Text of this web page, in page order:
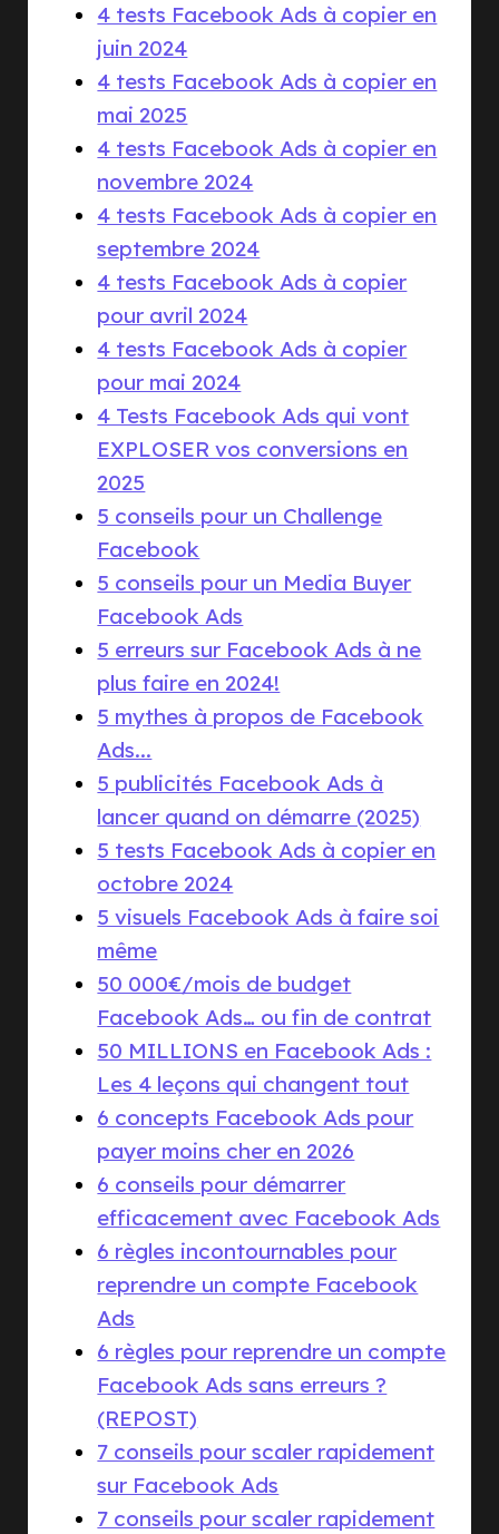
4 tests Facebook Ads à copier en
juin 2024
4 tests Facebook Ads à copier en
mai 2025
4 tests Facebook Ads à copier en
novembre 2024
4 tests Facebook Ads à copier en
septembre 2024
4 tests Facebook Ads à copier
pour avril 2024
4 tests Facebook Ads à copier
pour mai 2024
4 Tests Facebook Ads qui vont
EXPLOSER vos conversions en
2025
5 conseils pour un Challenge
Facebook
5 conseils pour un Media Buyer
Facebook Ads
5 erreurs sur Facebook Ads à ne
plus faire en 2024!
5 mythes à propos de Facebook
Ads...
5 publicités Facebook Ads à
lancer quand on démarre (2025)
5 tests Facebook Ads à copier en
octobre 2024
5 visuels Facebook Ads à faire soi
même
50 000€/mois de budget
Facebook Ads… ou fin de contrat
50 MILLIONS en Facebook Ads :
Les 4 leçons qui changent tout
6 concepts Facebook Ads pour
payer moins cher en 2026
6 conseils pour démarrer
efficacement avec Facebook Ads
6 règles incontournables pour
reprendre un compte Facebook
Ads
6 règles pour reprendre un compte
Facebook Ads sans erreurs ?
(REPOST)
7 conseils pour scaler rapidement
sur Facebook Ads
7 conseils pour scaler rapidement